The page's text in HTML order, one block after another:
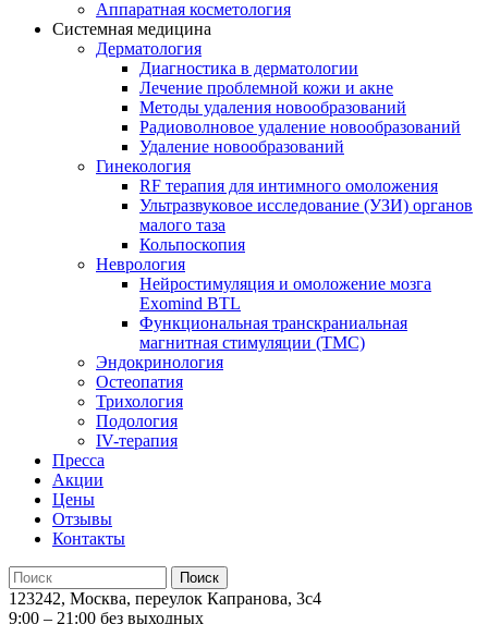
Аппаратная косметология
Системная медицина
Дерматология
Диагностика в дерматологии
Лечение проблемной кожи и акне
Методы удаления новообразований
Радиоволновое удаление новообразований
Удаление новообразований
Гинекология
RF терапия для интимного омоложения
Ультразвуковое исследование (УЗИ) органов
малого таза
Кольпоскопия
Неврология
Нейростимуляция и омоложение мозга
Exomind BTL
Функциональная транскраниальная
магнитная стимуляции (ТМС)
Эндокринология
Остеопатия
Трихология
Подология
IV-терапия
Пресса
Акции
Цены
Отзывы
Контакты
123242, Москва, переулок Капранова, 3с4
9:00 – 21:00 без выходных